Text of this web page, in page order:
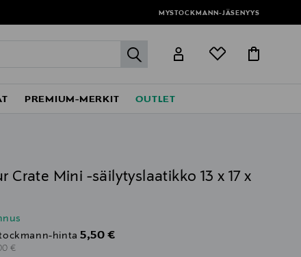
MYSTOCKMANN-JÄSENYYS
label.header.go
PREMIUM-MERKIT OUTLET
Crate Mini -säilytyslaatikko 13 x 17 x
hinta Discounted Price
5,50 €
Price
€